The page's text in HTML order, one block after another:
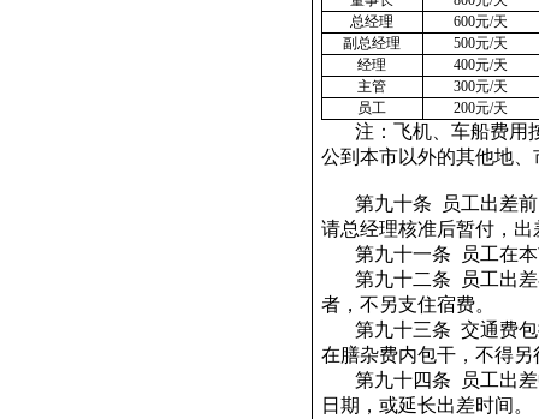
总经理
600元/天
副总经理
500元/天
经理
400元/天
主管
300元/天
员工
200元/天
注：飞机、车船费用
公到本市以外的其他地
第九十条
员工出差
请总经理核准后暂付，
第九十一条
员工在
第九十二条
员工出
者，不另支住宿费。
第九十三条 交通费
在膳杂费内包干，不得另
第九十四条
员工出
日期，或延长出差时间。